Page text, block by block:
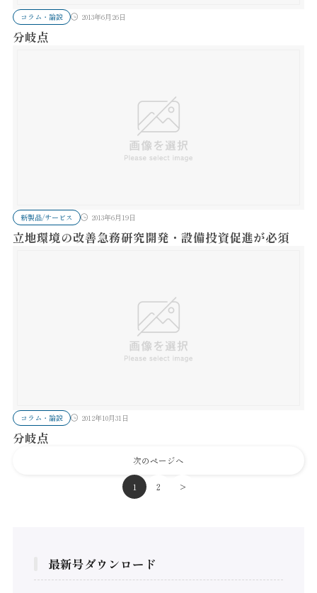
コラム・論説 2013年6月26日
分岐点
新製品/サービス 2013年6月19日
立地環境の改善急務研究開発・設備投資促進が必須
コラム・論説 2012年10月31日
分岐点
次のページへ
1 2 >
最新号ダウンロード